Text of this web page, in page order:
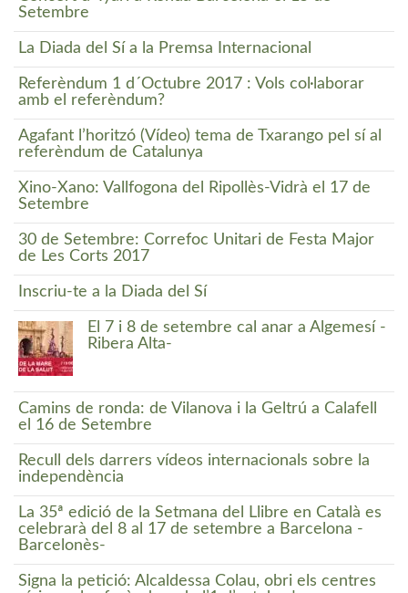
Setembre
La Diada del Sí a la Premsa Internacional
Referèndum 1 d´Octubre 2017 : Vols col·laborar
amb el referèndum?
Agafant l’horitzó (Vídeo) tema de Txarango pel sí al
referèndum de Catalunya
Xino-Xano: Vallfogona del Ripollès-Vidrà el 17 de
Setembre
30 de Setembre: Correfoc Unitari de Festa Major
de Les Corts 2017
Inscriu-te a la Diada del Sí
El 7 i 8 de setembre cal anar a Algemesí -
Ribera Alta-
Camins de ronda: de Vilanova i la Geltrú a Calafell
el 16 de Setembre
Recull dels darrers vídeos internacionals sobre la
independència
La 35ª edició de la Setmana del Llibre en Català es
celebrarà del 8 al 17 de setembre a Barcelona -
Barcelonès-
Signa la petició: Alcaldessa Colau, obri els centres